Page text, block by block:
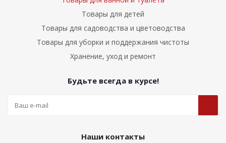
Товары для детей
Товары для садоводства и цветоводства
Товары для уборки и поддержания чистоты
Хранение, уход и ремонт
Будьте всегда в курсе!
Наши контакты